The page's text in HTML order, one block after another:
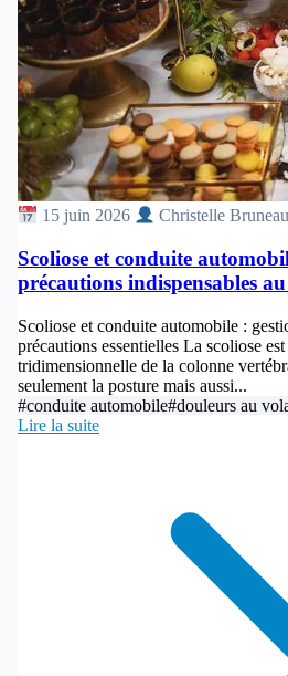
15 juin 2026 Christelle Bruneau
Scoliose et conduite
précautions indispensables
Scoliose et conduite automobile :
précautions essentielles La scoliose
tridimensionnelle de la colonne
seulement la posture mais aussi...
#conduite automobile#douleurs au
Lire la suite